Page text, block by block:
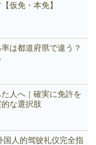
仮免・本免】
は都道府県で違う？
人へ｜確実に免許を
な選択肢